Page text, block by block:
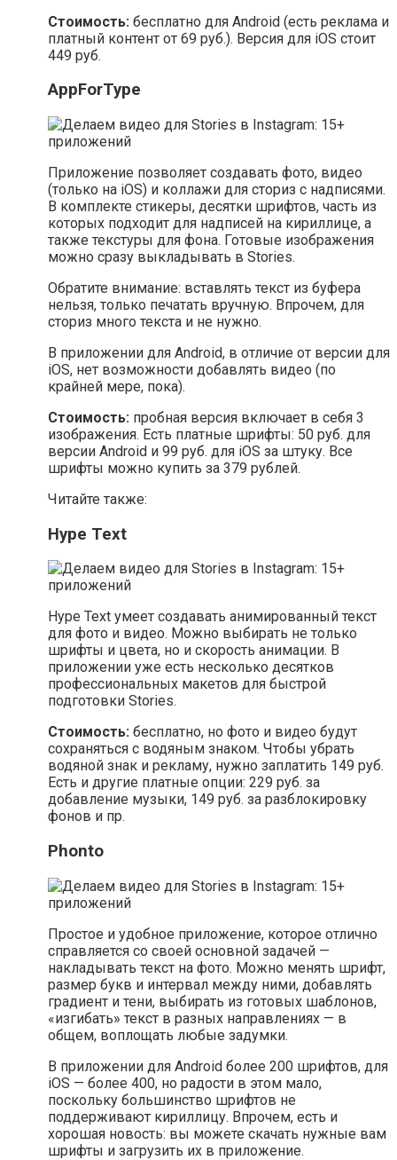
Стоимость: бесплатно для Android (есть реклама и
платный контент от 69 руб.). Версия для iOS стоит
449 руб.
AppForType
Приложение позволяет создавать фото, видео
(только на iOS) и коллажи для сториз с надписями.
В комплекте стикеры, десятки шрифтов, часть из
которых подходит для надписей на кириллице, а
также текстуры для фона. Готовые изображения
можно сразу выкладывать в Stories.
Обратите внимание: вставлять текст из буфера
нельзя, только печатать вручную. Впрочем, для
сториз много текста и не нужно.
В приложении для Android, в отличие от версии для
iOS, нет возможности добавлять видео (по
крайней мере, пока).
Стоимость: пробная версия включает в себя 3
изображения. Есть платные шрифты: 50 руб. для
версии Android и 99 руб. для iOS за штуку. Все
шрифты можно купить за 379 рублей.
Читайте также:
Hype Text
Hype Text умеет создавать анимированный текст
для фото и видео. Можно выбирать не только
шрифты и цвета, но и скорость анимации. В
приложении уже есть несколько десятков
профессиональных макетов для быстрой
подготовки Stories.
Стоимость: бесплатно, но фото и видео будут
сохраняться с водяным знаком. Чтобы убрать
водяной знак и рекламу, нужно заплатить 149 руб.
Есть и другие платные опции: 229 руб. за
добавление музыки, 149 руб. за разблокировку
фонов и пр.
Phonto
Простое и удобное приложение, которое отлично
справляется со своей основной задачей —
накладывать текст на фото. Можно менять шрифт,
размер букв и интервал между ними, добавлять
градиент и тени, выбирать из готовых шаблонов,
«изгибать» текст в разных направлениях — в
общем, воплощать любые задумки.
В приложении для Android более 200 шрифтов, для
iOS — более 400, но радости в этом мало,
поскольку большинство шрифтов не
поддерживают кириллицу. Впрочем, есть и
хорошая новость: вы можете скачать нужные вам
шрифты и загрузить их в приложение.